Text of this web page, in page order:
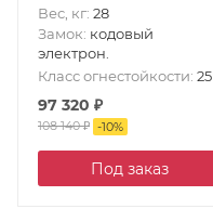
Вес, кг: 28
Замок: кодовый
электрон.
Класс огнестойкости:
97 320 ₽
108 140₽ -10%
Под заказ